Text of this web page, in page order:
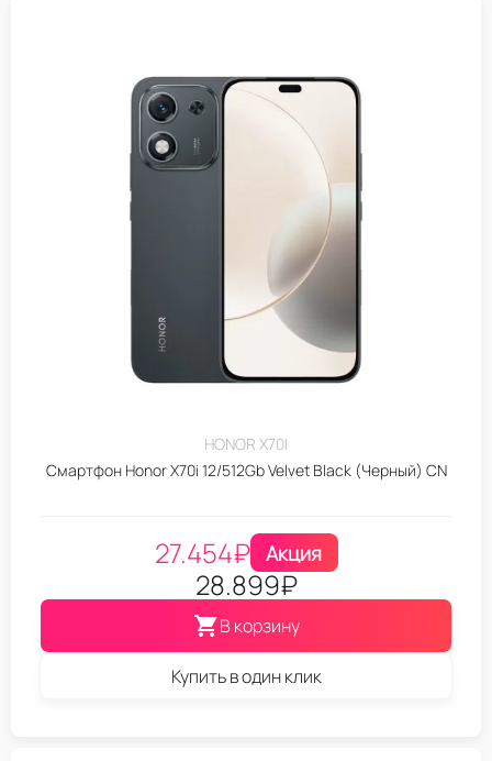
HONOR X70I
Смартфон Honor X70i 12/512Gb Velvet Black (Черный) CN
27.454₽ Акция
28.899₽
В корзину
Купить в один клик